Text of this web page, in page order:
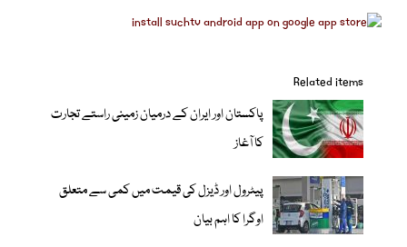
Related items
پاکستان اور ایران کے درمیان زمینی راستے تجارت
کا آغاز
پیٹرول اور ڈیزل کی قیمت میں کمی سے متعلق
اوگرا کا اہم بیان